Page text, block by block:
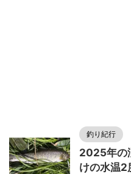
釣り紀行
2025年の
けの水温2